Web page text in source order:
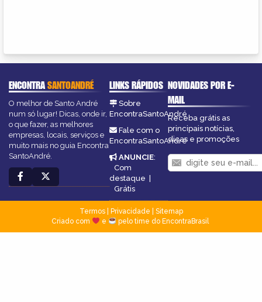
ENCONTRASANTOANDRÉ
O melhor de Santo André
num só lugar! Dicas, onde ir,
o que fazer, as melhores
empresas, locais, serviços e
muito mais no guia Encontra
SantoAndré.
LINKS RÁPIDOS
Sobre
EncontraSantoAndré
Fale com o
EncontraSantoAndré
ANUNCIE:
Com
destaque |
Grátis
NOVIDADES POR E-
MAIL
Receba grátis as
principais notícias,
dicas e promoções
Termos| Privacidade
Sitemap
Criado com
e pelo time do EncontraBrasil